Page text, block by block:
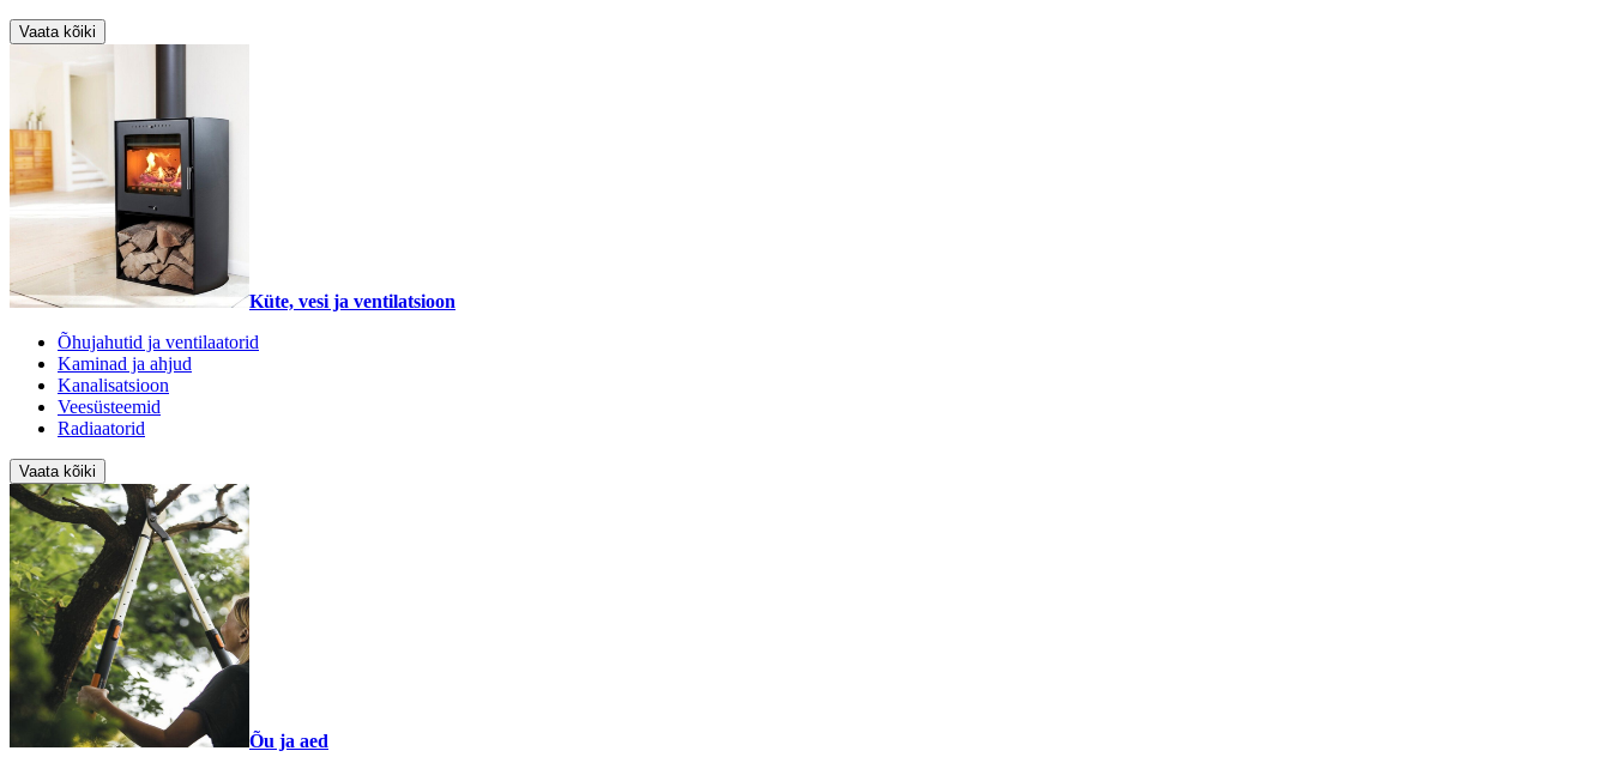
Vaata kõiki
Küte, vesi ja ventilatsioon
Õhujahutid ja ventilaatorid
Kaminad ja ahjud
Kanalisatsioon
Veesüsteemid
Radiaatorid
Vaata kõiki
Õu ja aed